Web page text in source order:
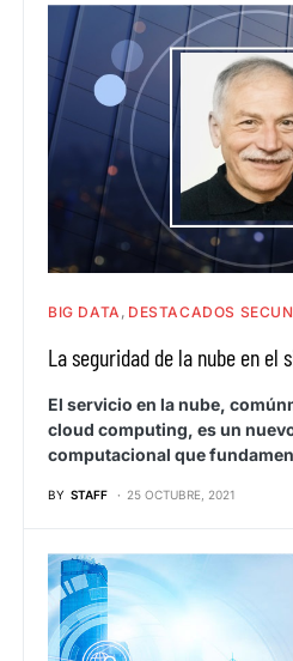
BIG DATA DESTACADOS
La seguridad de la nube en el
El servicio en la nube,
cloud computing, es un
computacional que
BY STAFF 25 OCTUBRE, 2021